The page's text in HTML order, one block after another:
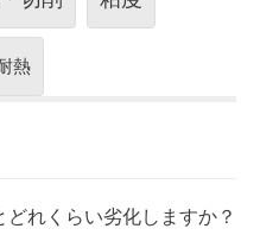
熱
れくらい劣化しますか？